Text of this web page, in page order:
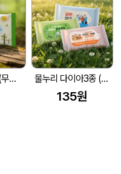
물누리 네이쳐 (무광) 물티슈 10매/15매/20매 물누리 다이아3종 (무광) 물티슈 10매/15매/20매
135원